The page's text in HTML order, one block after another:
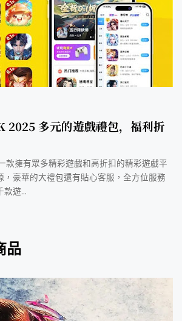
2025 多元的遊戲禮包，福利折
款擁有眾多精彩遊戲和高折扣的精彩遊戲平
，豪華的大禮包還有貼心客服，全方位服務
款遊…
品